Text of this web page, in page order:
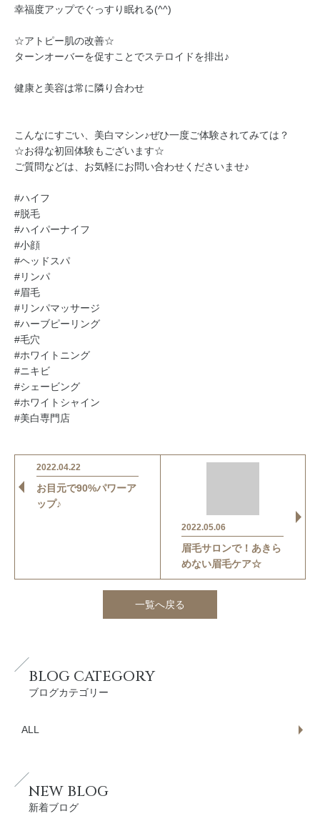
幸福度アップでぐっすり眠れる(^^)
☆アトピー肌の改善☆
ターンオーバーを促すことでステロイドを排出♪
健康と美容は常に隣り合わせ
こんなにすごい、美白マシン♪ぜひ一度ご体験されてみては？
☆お得な初回体験もございます☆
ご質問などは、お気軽にお問い合わせくださいませ♪
#ハイフ
#脱毛
#ハイパーナイフ
#小顔
#ヘッドスパ
#リンパ
#眉毛
#リンパマッサージ
#ハーブピーリング
#毛穴
#ホワイトニング
#ニキビ
#シェービング
#ホワイトシャイン
#美白専門店
2022.04.22
お目元で90%パワーア
ップ♪
2022.05.06
眉毛サロンで！あきら
めない眉毛ケア☆
一覧へ戻る
BLOG CATEGORY
ブログカテゴリー
ALL
NEW BLOG
新着ブログ